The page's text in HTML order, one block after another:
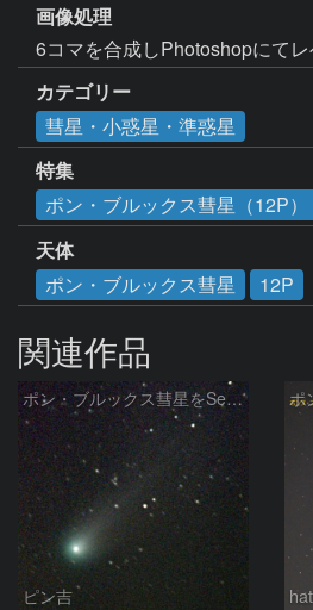
画像処理
6コマを合成しPhotoshopにて
カテゴリー
彗星・小惑星・準惑星
特集
ポン・ブルックス彗星（12P）
天体
ポン・ブルックス彗星
12P
関連作品
ポン・ブルックス彗星をSeeStar S50で撮影画像を再処理
ピン吉